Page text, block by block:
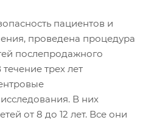
пациентов и
проведена процедура
послепродажного
трех лет
В них
от 8 до 12 лет. Все они